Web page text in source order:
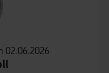
02.06.2026